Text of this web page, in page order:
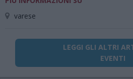
varese
LEGGI GLI ALTRI
EVENTI